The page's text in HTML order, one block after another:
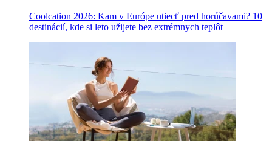
Coolcation 2026: Kam v Európe utiecť pred horúčavami? 10
destinácií, kde si leto užijete bez extrémnych teplôt